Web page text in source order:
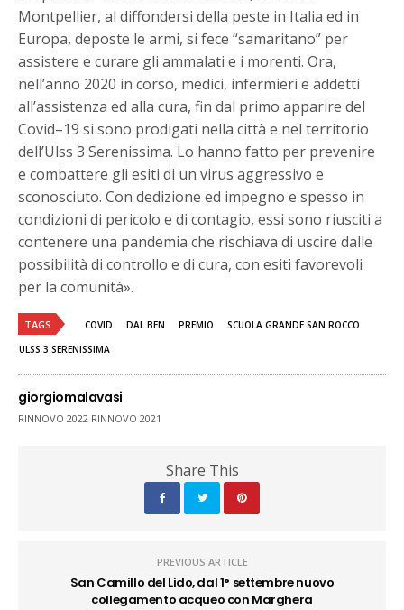
Montpellier, al diffondersi della peste in Italia ed in
Europa, deposte le armi, si fece “samaritano” per
assistere e curare gli ammalati e i morenti. Ora,
nell’anno 2020 in corso, medici, infermieri e addetti
all’assistenza ed alla cura, fin dal primo apparire del
Covid–19 si sono prodigati nella città e nel territorio
dell’Ulss 3 Serenissima. Lo hanno fatto per prevenire
e combattere gli esiti di un virus aggressivo e
sconosciuto. Con dedizione ed impegno e spesso in
condizioni di pericolo e di contagio, essi sono riusciti a
contenere una pandemia che rischiava di uscire dalle
possibilità di controllo e di cura, con esiti favorevoli
per la comunità».
TAGS COVID DAL BEN PREMIO
SCUOLA GRANDE SAN ROCCO
ULSS 3 SERENISSIMA
giorgiomalavasi
RINNOVO 2022 RINNOVO 2021
Share This
PREVIOUS ARTICLE
San Camillo del Lido, dal 1° settembre nuovo
collegamento acqueo con Marghera